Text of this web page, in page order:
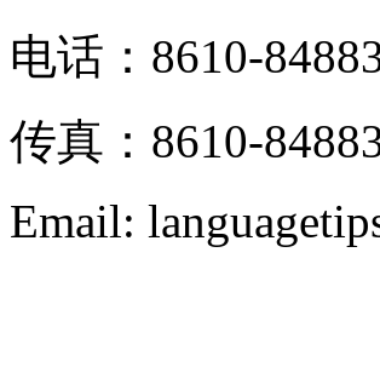
电话：8610-
传真：8610-
Email: